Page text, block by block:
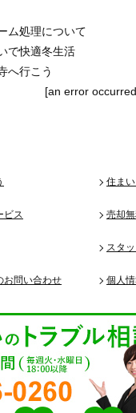
ム処理について
で快適冬生活
へ行こう
[an error
住ま
ビス 売却
スタ
お問い合わせ 個人